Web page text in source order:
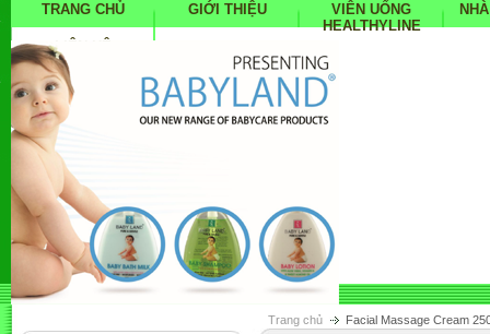
TRANG CHỦ GIỚI THIỆU
VIÊN UỐNG
HEALTHYLINE
LIÊN HỆ
Trang chủ Facial Massage Cream